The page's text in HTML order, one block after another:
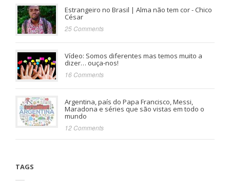
Estrangeiro no Brasil | Alma não tem cor - Chico
César
25 Comments
Vídeo: Somos diferentes mas temos muito a
dizer… ouça-nos!
16 Comments
Argentina, país do Papa Francisco, Messi,
Maradona e séries que são vistas em todo o
mundo
12 Comments
TAGS